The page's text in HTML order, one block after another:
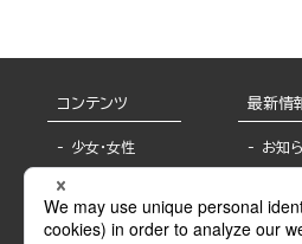
コンテンツ
少女・女性
BL
最新情
お知
報
書店